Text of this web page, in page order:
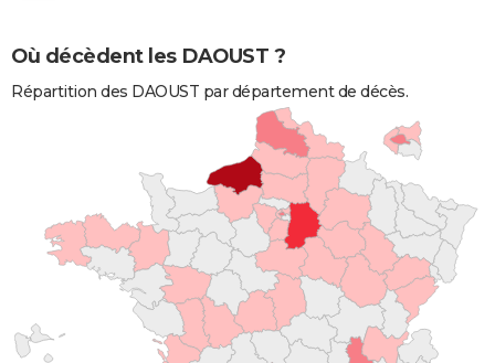
Où décèdent les DAOUST ?
Répartition des DAOUST par département de décès.